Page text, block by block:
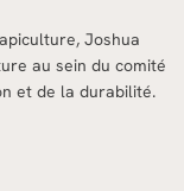
Joshua
au sein du comité
et de la durabilité.